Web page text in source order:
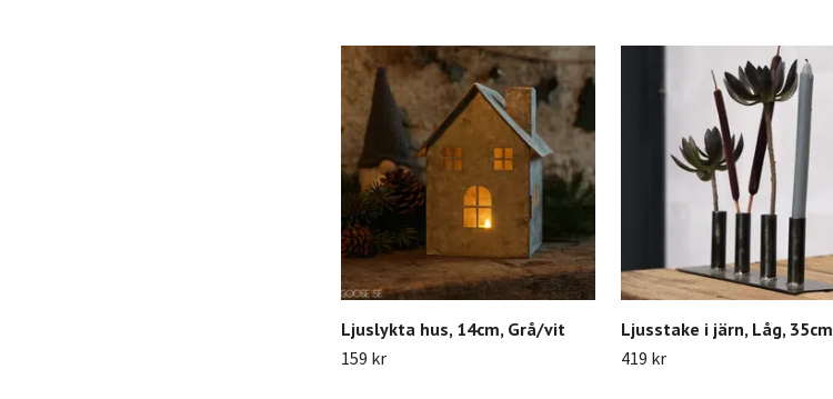
Ljuslykta hus, 14cm, Grå/vit
159 kr
Ljusstake i järn, Låg, 35cm
419 kr